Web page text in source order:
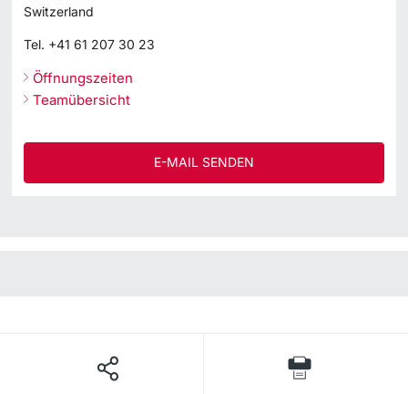
Switzerland
Tel. +41 61 207 30 23
Öffnungszeiten
Teamübersicht
E-MAIL SENDEN